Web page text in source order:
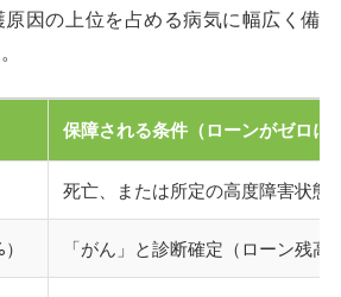
因の上位を占める病気に幅広く備
保障される条件（ローンがゼロに
死亡、または所定の高度障害状態
「がん」と診断確定（ローン残高